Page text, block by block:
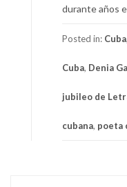
durante años
Posted in: Cuba,
Cuba, Denia
jubileo de
cubana, poeta